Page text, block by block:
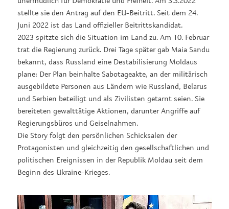
stellte sie den Antrag auf den EU-Beitritt. Seit dem 24.
Juni 2022 ist das Land offizieller Beitrittskandidat.
2023 spitzte sich die Situation im Land zu. Am 10. Februar
trat die Regierung zurück. Drei Tage später gab Maia Sandu
bekannt, dass Russland eine Destabilisierung Moldaus
plane: Der Plan beinhalte Sabotageakte, an der militärisch
ausgebildete Personen aus Ländern wie Russland, Belarus
und Serbien beteiligt und als Zivilisten getarnt seien. Sie
bereiteten gewalttätige Aktionen, darunter Angriffe auf
Regierungsbüros und Geiselnahmen.
Die Story folgt den persönlichen Schicksalen der
Protagonisten und gleichzeitig den gesellschaftlichen und
politischen Ereignissen in der Republik Moldau seit dem
Beginn des Ukraine-Krieges.